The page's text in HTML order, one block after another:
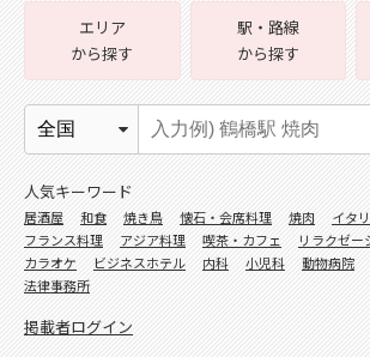
エリア
から探す
駅・路線
から探す
人気キーワード
居酒屋 和食 焼き鳥 懐石・会席料理 焼肉
イタ
フランス料理
アジア料理 喫茶・カフェ リラクゼー
カラオケ
ビジネスホテル 内科 小児科 動物病院
法律事務所
掲載者ログイン